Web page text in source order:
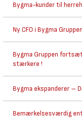
Bygma-kunder til
Ny CFO i Bygma
Bygma Gruppen
stærkere !
Bygma ekspanderer –
Bemærkelsesværdig